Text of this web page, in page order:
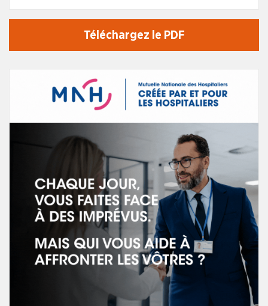
Téléchargez le PDF